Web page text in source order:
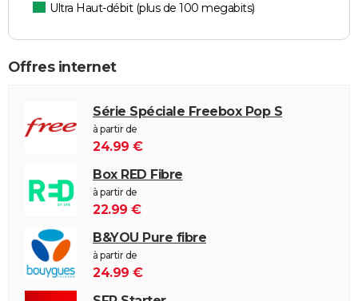
Ultra Haut-débit (plus de 100 megabits)
Offres internet
Série Spéciale Freebox Pop S
à partir de
24.99 €
Box RED Fibre
à partir de
22.99 €
B&YOU Pure fibre
à partir de
24.99 €